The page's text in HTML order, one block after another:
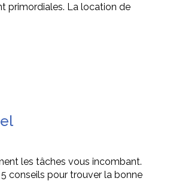
primordiales. La location de
les tâches vous incombant.
conseils pour trouver la bonne